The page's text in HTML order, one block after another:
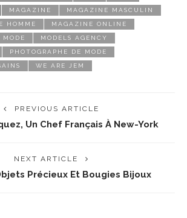
MAGAZINE MAGAZINE MASCULIN
HOMME MAGAZINE ONLINE
MODE MODELS AGENCY
PHOTOGRAPHE DE MODE
WE ARE JEM
PREVIOUS ARTICLE
Un Chef Français À New-York
NEXT ARTICLE
Précieux Et Bougies Bijoux